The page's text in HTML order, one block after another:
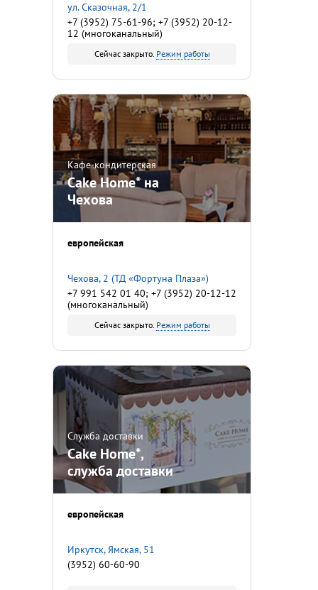
ул. Сказочная, 2/1
+7 (3952) 75-61-96; +7 (3952) 20-12-
12 (многоканальный)
Сейчас закрыто. Режим работы
Кафе-кондитерская
Cake Home* на
Чехова
европейская
Чехова, 2 (ТД «Фортуна Плаза»)
+7 991 542 01 40; +7 (3952) 20-12-12
(многоканальный)
Сейчас закрыто. Режим работы
Служба доставки
Cake Home*,
служба доставки
европейская
Иркутск, Ямская, 51
(3952) 60-60-90